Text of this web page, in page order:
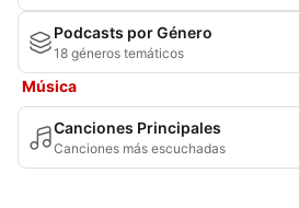
Podcasts por Género
18 géneros temáticos
Música
Canciones Principales
Canciones más escuchadas